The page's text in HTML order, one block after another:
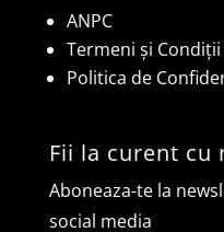
ANPC
Termeni și Condiții
Politica de
Fii la curent cu
Aboneaza-te la
social media